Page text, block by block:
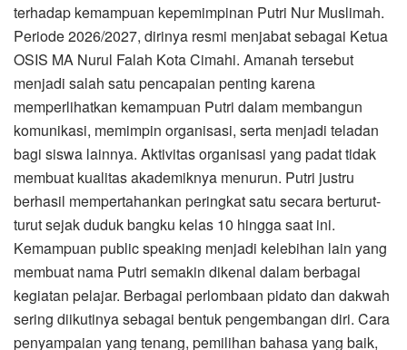
terhadap kemampuan kepemimpinan Putri Nur Muslimah.
Periode 2026/2027, dirinya resmi menjabat sebagai Ketua
OSIS MA Nurul Falah Kota Cimahi. Amanah tersebut
menjadi salah satu pencapaian penting karena
memperlihatkan kemampuan Putri dalam membangun
komunikasi, memimpin organisasi, serta menjadi teladan
bagi siswa lainnya. Aktivitas organisasi yang padat tidak
membuat kualitas akademiknya menurun. Putri justru
berhasil mempertahankan peringkat satu secara berturut-
turut sejak duduk bangku kelas 10 hingga saat ini.
Kemampuan public speaking menjadi kelebihan lain yang
membuat nama Putri semakin dikenal dalam berbagai
kegiatan pelajar. Berbagai perlombaan pidato dan dakwah
sering diikutinya sebagai bentuk pengembangan diri. Cara
penyampaian yang tenang, pemilihan bahasa yang baik,